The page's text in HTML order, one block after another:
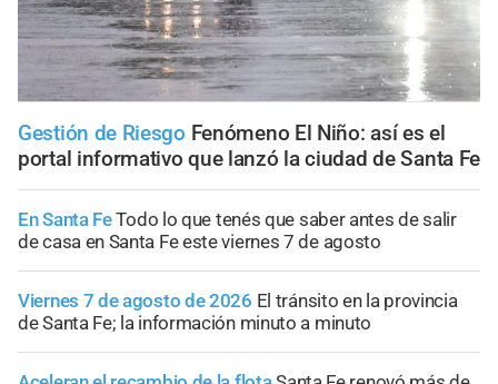
Gestión de Riesgo Fenómeno El Niño: así es el
portal informativo que lanzó la ciudad de Santa Fe
En Santa FeTodo lo que tenés que saber antes de salir
de casa en Santa Fe este viernes 7 de agosto
Viernes 7 de agosto de 2026 El tránsito en la provincia
de Santa Fe; la información minuto a minuto